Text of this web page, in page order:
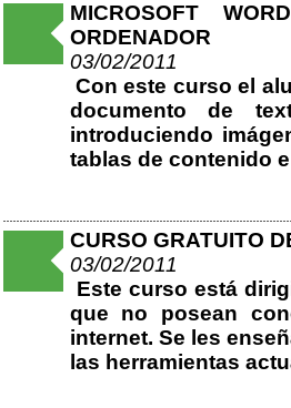
MICROSOFT
ORDENADOR
03/02/2011
Con este curso el
documento de
introduciendo
tablas de contenido
CURSO GRATUITO
03/02/2011
Este curso está
que no posean
internet. Se les
las herramientas